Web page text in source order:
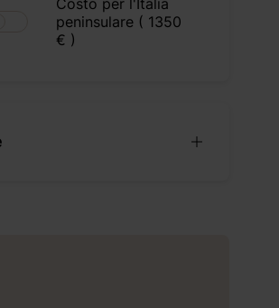
Costo per l'Italia
peninsulare ( 1350
€ )